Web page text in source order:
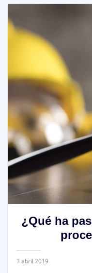
¿Qué ha
3 abril 2019